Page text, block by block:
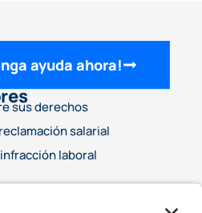
ayuda ahora!
sus derechos
salarial
laboral